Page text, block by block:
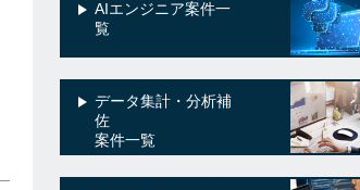
AIエンジニア案件一
覧
データ集計・分析補
佐
案件一覧